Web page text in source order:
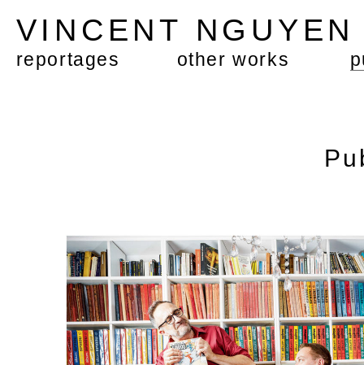
VINCENT
reportages other works